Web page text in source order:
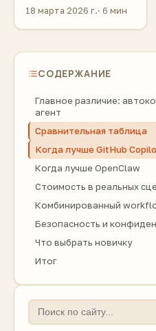
18 марта 2026 г. 6 мин
СОДЕРЖАНИЕ
Главное различие:
агент
Сравнительная таблица
Когда лучше GitHub
Когда лучше OpenClaw
Стоимость в реальных
Комбинированный
Безопасность и
Что выбрать новичку
Итог